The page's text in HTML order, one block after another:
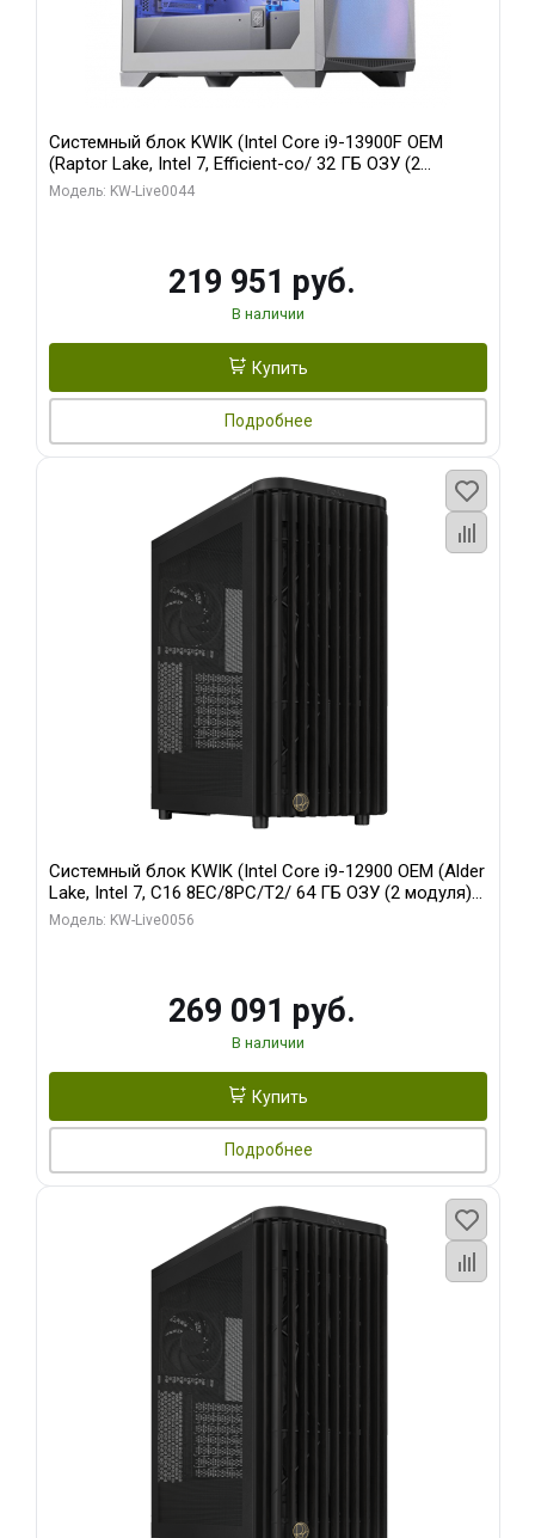
Системный блок KWIK (Intel Core i9-13900F OEM
(Raptor Lake, Intel 7, Efficient-co/ 32 ГБ ОЗУ (2
модуля)/ Gigabyte RTX5070Ti AERO OC 16GB GDDR7
Модель: KW-Live0044
219 951 руб.
В наличии
Купить
Подробнее
Системный блок KWIK (Intel Core i9-12900 OEM (Alder
Lake, Intel 7, C16 8EC/8PC/T2/ 64 ГБ ОЗУ (2 модуля)/
Palit RTX5080 INFINITY 3 OC 16GB GDDR7 256bit 3xDP
Модель: KW-Live0056
269 091 руб.
В наличии
Купить
Подробнее